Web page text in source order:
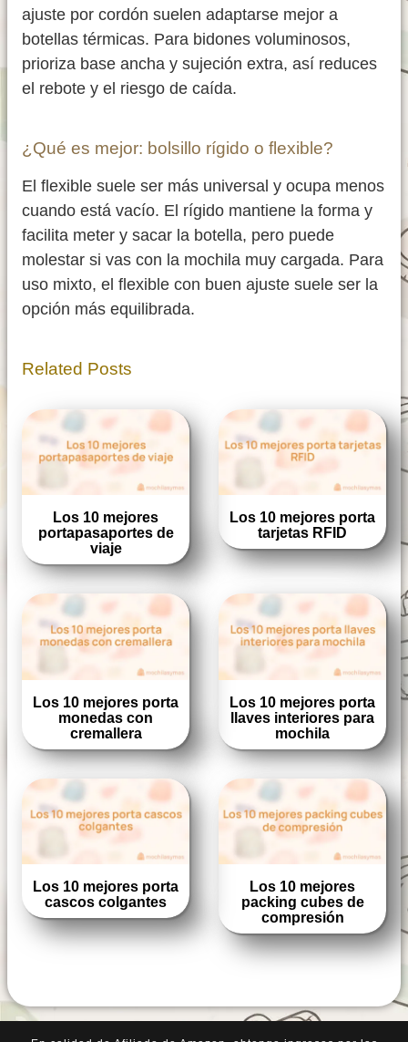
ajuste por cordón suelen adaptarse mejor a
botellas térmicas. Para bidones voluminosos,
prioriza base ancha y sujeción extra, así reduces
el rebote y el riesgo de caída.
¿Qué es mejor: bolsillo rígido o flexible?
El flexible suele ser más universal y ocupa menos
cuando está vacío. El rígido mantiene la forma y
facilita meter y sacar la botella, pero puede
molestar si vas con la mochila muy cargada. Para
uso mixto, el flexible con buen ajuste suele ser la
opción más equilibrada.
Related Posts
Los 10 mejores
portapasaportes de
viaje
Los 10 mejores porta
tarjetas RFID
Los 10 mejores porta
monedas con
cremallera
Los 10 mejores porta
llaves interiores para
mochila
Los 10 mejores porta
cascos colgantes
Los 10 mejores
packing cubes de
compresión